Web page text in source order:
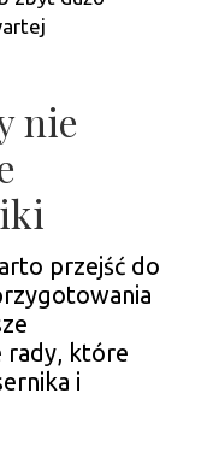
nie
przejść do
rady, które
i